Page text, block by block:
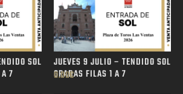
SOL
7
JUEVES 9 JULIO – TENDIDO SOL
GRADAS FILAS 1 A 7
0.00€